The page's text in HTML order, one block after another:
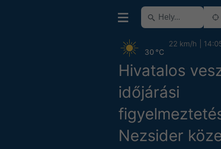
Hivatalos
időjárási
Nezsider
30 °C
22 km/h